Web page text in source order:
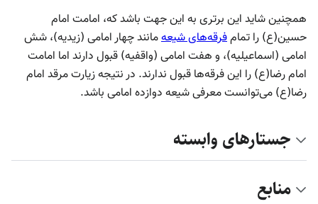
همچنین شاید این برتری به این جهت باشد که، امامت امام
حسین(ع) را تمامفرقه‌های شیعهمانند چهار امامی (زیدیه)، شش
امامی (اسماعیلیه)، و هفت امامی (واقفیه) قبول دارند اما امامت
امام رضا(ع) را این فرقه‌ها قبول ندارند. در نتیجه زیارت مرقد امام
رضا(ع) می‌توانست معرفی شیعه دوازده امامی باشد.
جستارهای وابسته
منابع